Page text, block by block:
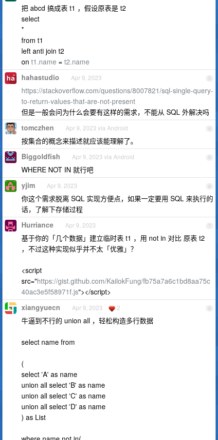
把 abcd 搞成表 t1 ，假设原表是 t2
select
*
from t1
left anti join t2
on t1.name = t2.name
3
hahastudio Apr 9, 2023
https://stackoverflow.com/questions/8007821/sql-single-query-
to-return-values-that-are-not-present
但是一般会问为什么会要有这样的需求，不能从 SQL 外解决吗
4
tomczhen Apr 9, 2023 via Android
按集合的概念来描述就应该能理解了。
5
Biggoldfish Apr 9, 2023 via Android
WHERE NOT IN 就行吧
6
yjim Apr 9, 2023
你这个需求脱离 SQL 实现方便点，如果一定要用 SQL 来执行的
话，了解下存储过程
7
Hurriance Apr 9, 2023
基于你的「几个数据」建立临时表 t1 ，用 not in 对比 原表 t2
，不过这种实现似乎并不太「优雅」？
<script
src="https://gist.github.com/KailokFung/fb75a7a6c1bd8aa75c
40ac3e5f58971f.js"></script>
8
xiangyuecn Apr 9, 2023 2
牛逼到不行的 union all ，轻松构造多行数据
select name from
(
select 'A' as name
union all select 'B' as name
union all select 'C' as name
union all select 'D' as name
) as List